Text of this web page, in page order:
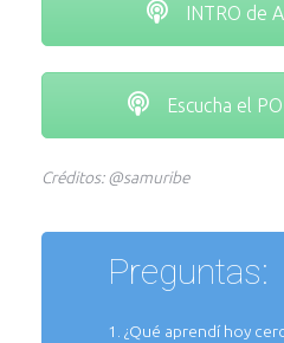
INTRO de
Escucha el
Créditos: @samuribe
Preguntas:
1. ¿Qué aprendí hoy